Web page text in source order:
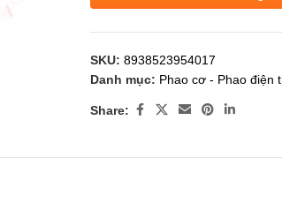
SKU: 8938523954017
Danh mục: Phao cơ - Phao điện
Share: